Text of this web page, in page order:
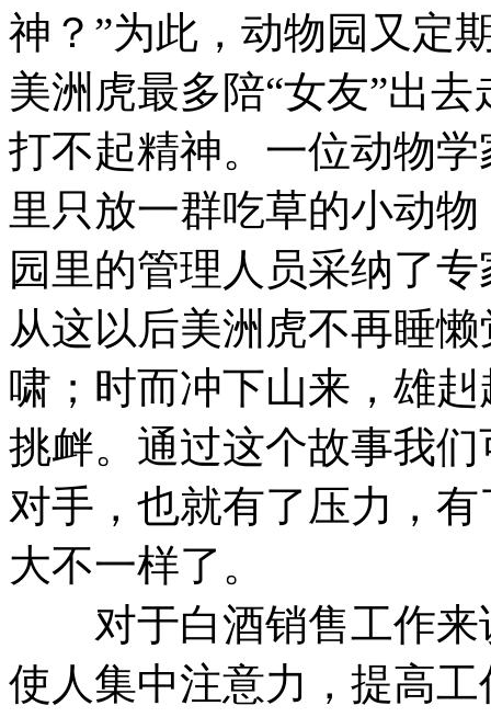
神？”为此，动物园又定
美洲虎最多陪“女友”出
打不起精神。一位动物
里只放一群吃草的小动
园里的管理人员采纳了
从这以后美洲虎不再睡
啸；时而冲下山来，雄
挑衅。通过这个故事我
对手，也就有了压力，
大不一样了。
对于白酒销售工作来
使人集中注意力，提高